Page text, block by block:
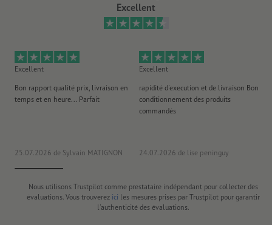
Excellent
Excellent
Bon rapport qualité prix, livraison en
temps et en heure... Parfait
25.07.2026 de Sylvain MATIGNON
Excellent
rapidité d'execution et de livraison Bon
conditionnement des produits
commandés
24.07.2026 de lise peninguy
Nous utilisons Trustpilot comme prestataire indépendant pour collecter des
évaluations. Vous trouverez ici les mesures prises par Trustpilot pour garantir
l'authenticité des évaluations.